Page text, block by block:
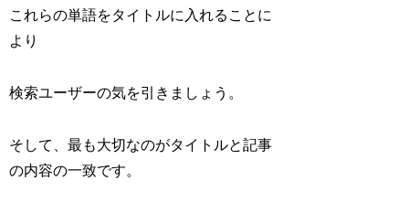
これらの単語をタイトルに入れることに
より
検索ユーザーの気を引きましょう。
そして、最も大切なのがタイトルと記事
の内容の一致です。